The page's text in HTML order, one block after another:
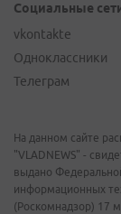
Социальные
vkontakte
Одноклассники
Телеграм
На данном сайте
"VLADNEWS" -
выдано
информационных
(Роскомнадзор) 17